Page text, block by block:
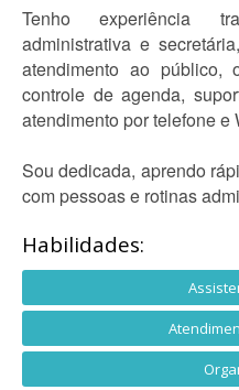
Tenho experiência
administrativa e
atendimento ao público,
controle de agenda,
atendimento por telefone e
Sou dedicada, aprendo
com pessoas e rotinas
Habilidades: